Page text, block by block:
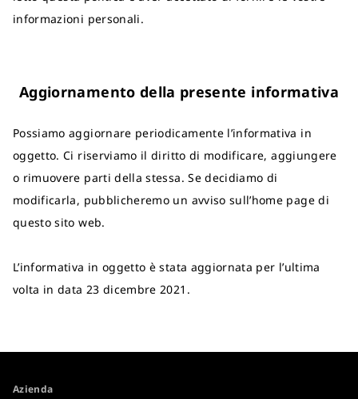
informazioni personali.
Aggiornamento della presente informativa
Possiamo aggiornare periodicamente l’informativa in
oggetto. Ci riserviamo il diritto di modificare, aggiungere
o rimuovere parti della stessa. Se decidiamo di
modificarla, pubblicheremo un avviso sull’home page di
questo sito web.
L’informativa in oggetto è stata aggiornata per l’ultima
volta in data 23 dicembre 2021.
Azienda